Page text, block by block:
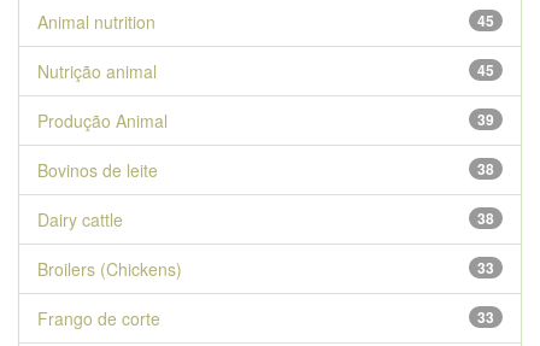
45
Animal nutrition
45
Nutrição animal
39
Produção Animal
38
Bovinos de leite
38
Dairy cattle
33
Broilers (Chickens)
33
Frango de corte